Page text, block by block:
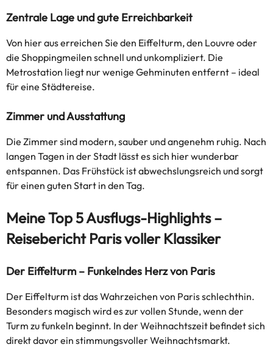
Zentrale Lage und gute Erreichbarkeit
Von hier aus erreichen Sie den Eiffelturm, den Louvre oder
die Shoppingmeilen schnell und unkompliziert. Die
Metrostation liegt nur wenige Gehminuten entfernt – ideal
für eine Städtereise.
Zimmer und Ausstattung
Die Zimmer sind modern, sauber und angenehm ruhig. Nach
langen Tagen in der Stadt lässt es sich hier wunderbar
entspannen. Das Frühstück ist abwechslungsreich und sorgt
für einen guten Start in den Tag.
Meine Top 5 Ausflugs-Highlights –
Reisebericht Paris voller Klassiker
Der Eiffelturm – Funkelndes Herz von Paris
Der Eiffelturm ist das Wahrzeichen von Paris schlechthin.
Besonders magisch wird es zur vollen Stunde, wenn der
Turm zu funkeln beginnt. In der Weihnachtszeit befindet sich
direkt davor ein stimmungsvoller Weihnachtsmarkt.